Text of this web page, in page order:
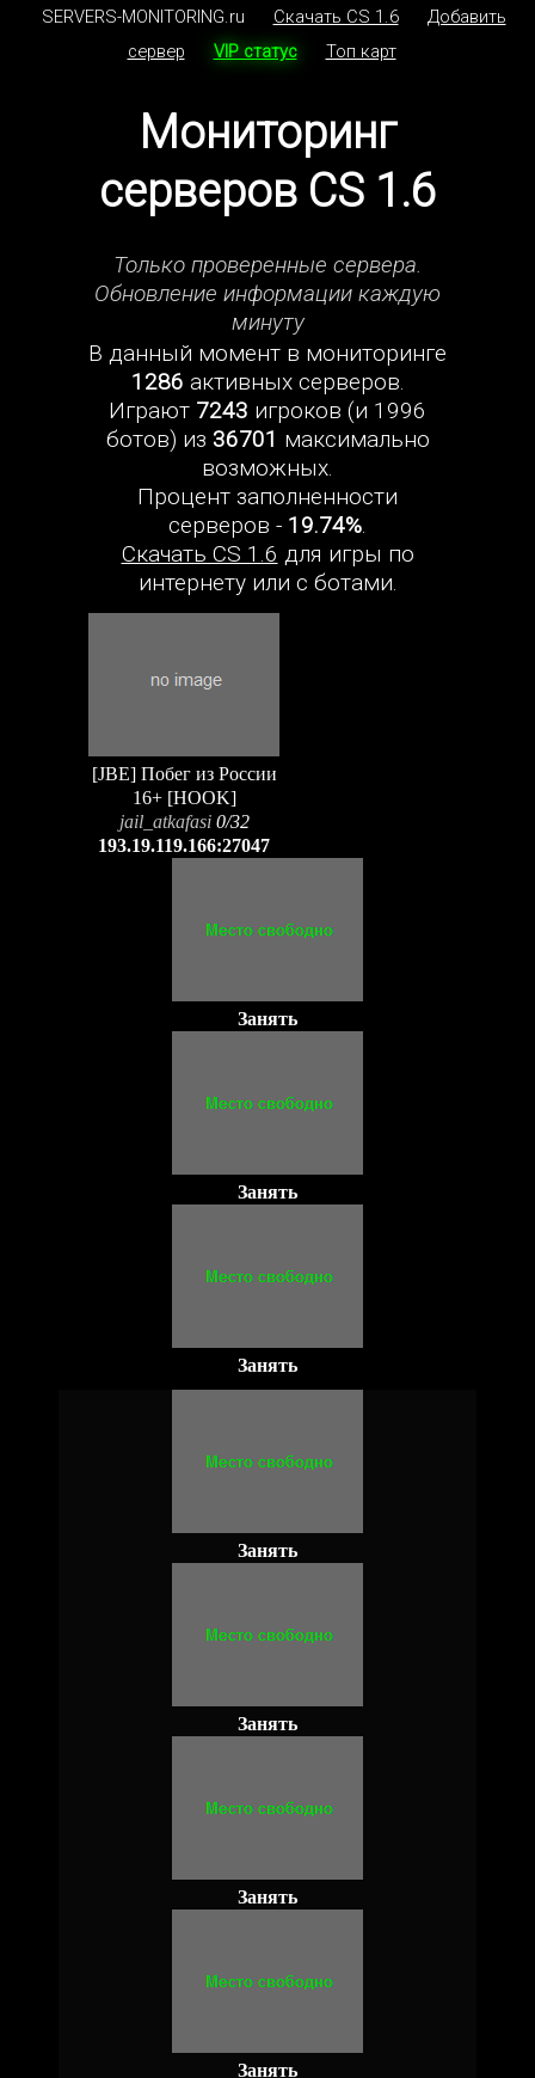
SERVERS-MONITORING.ru Скачать CS 1.6
Добавить
сервер
VIP статус Топ карт
Мониторинг
серверов CS 1.6
Только проверенные сервера.
Обновление информации каждую
минуту
В данный момент в мониторинге
1286 активных серверов.
Играют 7243 игроков (и 1996
ботов) из 36701 максимально
возможных.
Процент заполненности
серверов - 19.74%.
Скачать CS 1.6 для игры по
интернету или с ботами.
[JBE] Побег из России
16+ [HOOK]
jail_atkafasi 0/32
193.19.119.166:27047
Занять
Занять
Занять
Занять
Занять
Занять
Занять